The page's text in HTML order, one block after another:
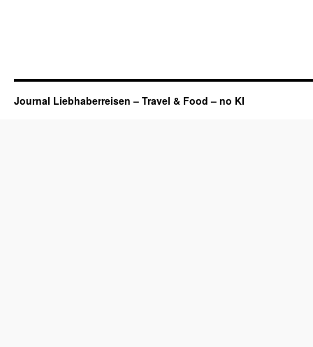
Journal Liebhaberreisen – Travel & Food – no KI